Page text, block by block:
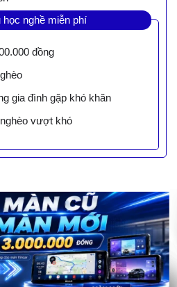
học nghề miễn phí
đồng
gia đình gặp khó khăn
vượt khó